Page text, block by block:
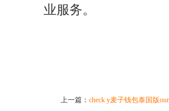
业服务。
上一篇： check y麦子钱包泰国版our